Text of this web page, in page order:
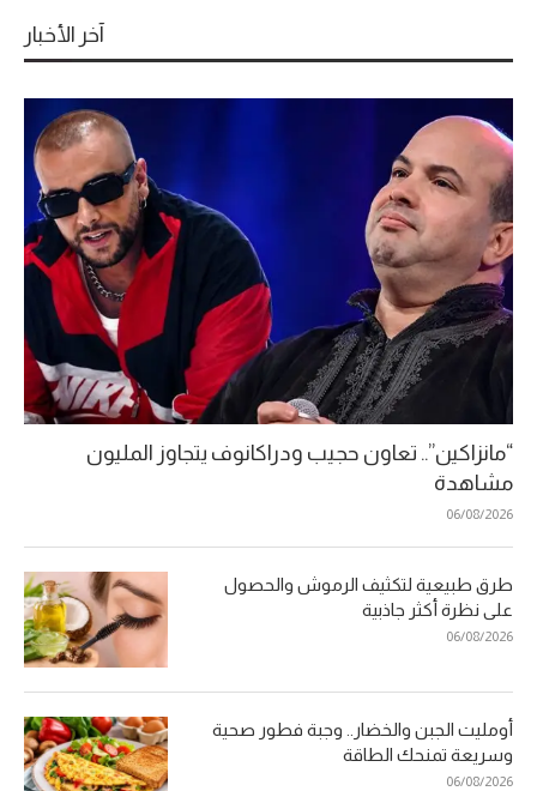
آخر الأخبار
“مانزاكين”.. تعاون حجيب ودراكانوف يتجاوز المليون
مشاهدة
06/08/2026
طرق طبيعية لتكثيف الرموش والحصول
على نظرة أكثر جاذبية
06/08/2026
أومليت الجبن والخضار.. وجبة فطور صحية
وسريعة تمنحك الطاقة
06/08/2026